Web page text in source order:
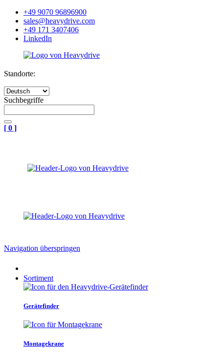
+49 9070 96896900
sales@heavydrive.com
+49 171 3407406
LinkedIn
Standorte:
Suchbegriffe
[ 0 ]
Navigation überspringen
Sortiment
Gerätefinder
Montagekrane